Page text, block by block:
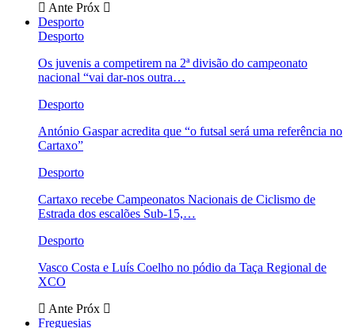
Ante Próx
Desporto
Desporto
Os juvenis a competirem na 2ª divisão do campeonato
nacional “vai dar-nos outra…
Desporto
António Gaspar acredita que “o futsal será uma referência no
Cartaxo”
Desporto
Cartaxo recebe Campeonatos Nacionais de Ciclismo de
Estrada dos escalões Sub-15,…
Desporto
Vasco Costa e Luís Coelho no pódio da Taça Regional de
XCO
Ante Próx
Freguesias